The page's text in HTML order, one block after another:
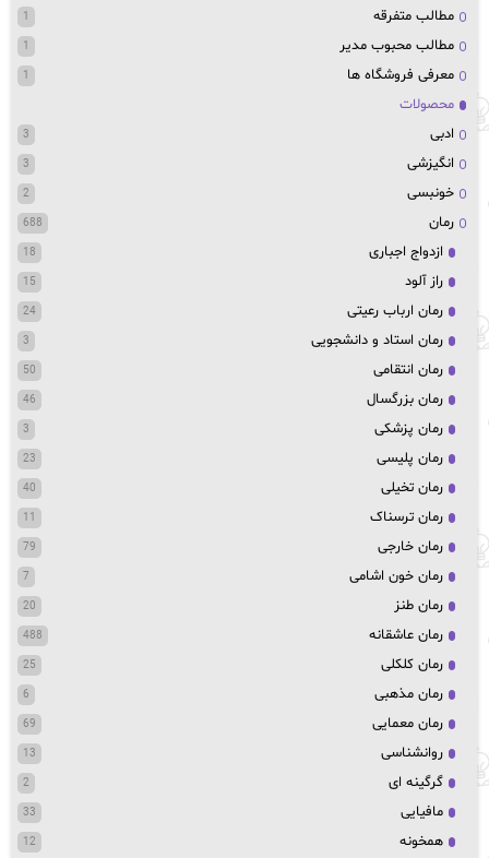
مطالب متفرقه 1
مطالب محبوب مدیر 1
معرفی فروشگاه ها 1
محصولات
ادبی
3
انگیزشی 3
خونبسی 2
رمان 688
ازدواج اجباری 18
راز آلود 15
رمان ارباب رعیتی 24
رمان استاد و دانشجویی 3
رمان انتقامی 50
رمان بزرگسال 46
رمان پزشکی 3
رمان پلیسی 23
رمان تخیلی 40
رمان ترسناک 11
رمان خارجی 79
رمان خون اشامی 7
رمان طنز 20
رمان عاشقانه 488
رمان کلکلی 25
رمان مذهبی 6
رمان معمایی 69
روانشناسی 13
گرگینه ای 2
مافیایی 33
همخونه 12